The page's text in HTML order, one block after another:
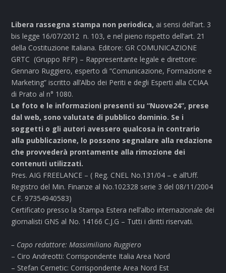
Libera rassegna stampa non periodica, ai sensi dell’art. 3
bis legge 16/07/2012 n. 103, e nel pieno rispetto dell’art. 21
della Costituzione Italiana. Editore: GR COMUNICAZIONE
GRTC (Gruppo RFP) – Rappresentante legale e direttore:
Gennaro Ruggiero, esperto di “Comunicazione, Formazione e
Marketing” iscritto all’Albo dei Periti e degli Esperti alla CCIAA
di Prato al n° 1080.
Le foto e le informazioni presenti su “Nuove24”, prese
dal web, sono valutate di pubblico dominio. Se i
soggetti o gli autori avessero qualcosa in contrario
alla pubblicazione, lo possono segnalare alla redazione
che provvederà prontamente alla rimozione dei
contenuti utilizzati.
Pres. AIG FREELANCE – ( Reg. CNEL No.131/04 – e all’Uff.
Registro del Min. Finanze al No.102328 serie 3 del 08/11/2004
C.F. 97354940583)
Certificato presso la Stampa Estera nell’albo internazionale dei
giornalisti GNS al No. 14166 C.J.G – Tutti i diritti riservati.
– Capo redattore: Massimiliano Ruggiero
– Ciro Andreotti: Corrispondente Italia Area Nord
– Stefan Cernetic: Corrispondente Area Nord Est